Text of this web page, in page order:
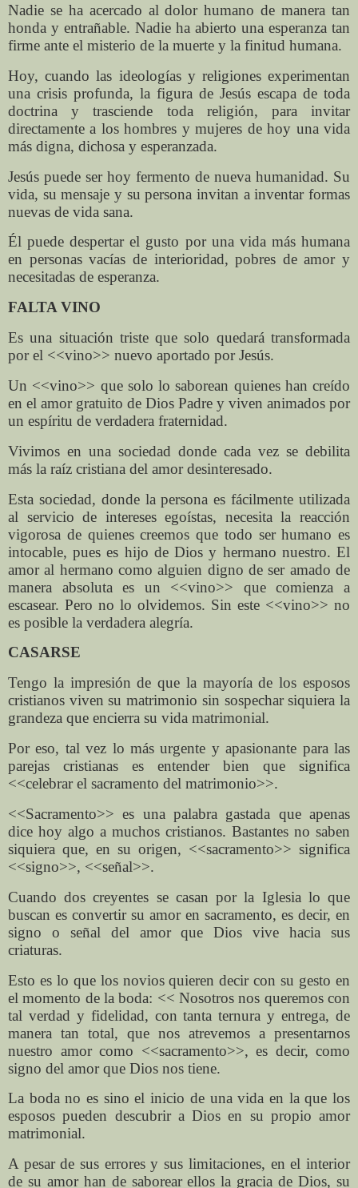
Nadie se ha acercado al dolor humano de manera tan
honda y entrañable. Nadie ha abierto una esperanza tan
firme ante el misterio de la muerte y la finitud humana.
Hoy, cuando las ideologías y religiones experimentan
una crisis profunda, la figura de Jesús escapa de toda
doctrina y trasciende toda religión, para invitar
directamente a los hombres y mujeres de hoy una vida
más digna, dichosa y esperanzada.
Jesús puede ser hoy fermento de nueva humanidad. Su
vida, su mensaje y su persona invitan a inventar formas
nuevas de vida sana.
Él puede despertar el gusto por una vida más humana
en personas vacías de interioridad, pobres de amor y
necesitadas de esperanza.
FALTA VINO
Es una situación triste que solo quedará transformada
por el <<vino>> nuevo aportado por Jesús.
Un <<vino>> que solo lo saborean quienes han creído
en el amor gratuito de Dios Padre y viven animados por
un espíritu de verdadera fraternidad.
Vivimos en una sociedad donde cada vez se debilita
más la raíz cristiana del amor desinteresado.
Esta sociedad, donde la persona es fácilmente utilizada
al servicio de intereses egoístas, necesita la reacción
vigorosa de quienes creemos que todo ser humano es
intocable, pues es hijo de Dios y hermano nuestro. El
amor al hermano como alguien digno de ser amado de
manera absoluta es un <<vino>> que comienza a
escasear. Pero no lo olvidemos. Sin este <<vino>> no
es posible la verdadera alegría.
CASARSE
Tengo la impresión de que la mayoría de los esposos
cristianos viven su matrimonio sin sospechar siquiera la
grandeza que encierra su vida matrimonial.
Por eso, tal vez lo más urgente y apasionante para las
parejas cristianas es entender bien que significa
<<celebrar el sacramento del matrimonio>>.
<<Sacramento>> es una palabra gastada que apenas
dice hoy algo a muchos cristianos. Bastantes no saben
siquiera que, en su origen, <<sacramento>> significa
<<signo>>, <<señal>>.
Cuando dos creyentes se casan por la Iglesia lo que
buscan es convertir su amor en sacramento, es decir, en
signo o señal del amor que Dios vive hacia sus
criaturas.
Esto es lo que los novios quieren decir con su gesto en
el momento de la boda: << Nosotros nos queremos con
tal verdad y fidelidad, con tanta ternura y entrega, de
manera tan total, que nos atrevemos a presentarnos
nuestro amor como <<sacramento>>, es decir, como
signo del amor que Dios nos tiene.
La boda no es sino el inicio de una vida en la que los
esposos pueden descubrir a Dios en su propio amor
matrimonial.
A pesar de sus errores y sus limitaciones, en el interior
de su amor han de saborear ellos la gracia de Dios, su